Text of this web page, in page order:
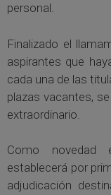
personal.
Finalizado el
aspirantes que
cada una de las
plazas vacantes,
extraordinario.
Como novedad
establecerá por
adjudicación